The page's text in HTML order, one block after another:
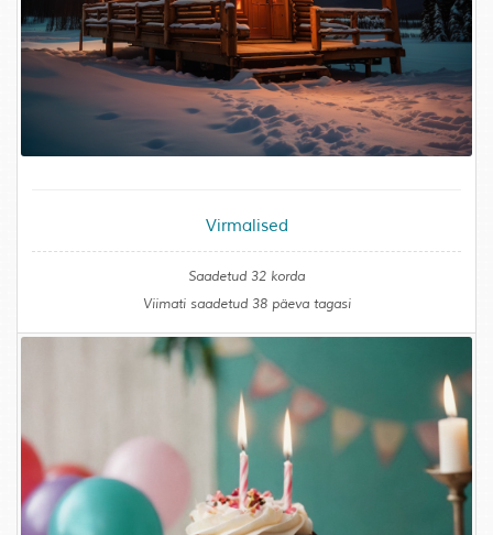
Virmalised
Saadetud 32 korda
Viimati saadetud 38 päeva tagasi